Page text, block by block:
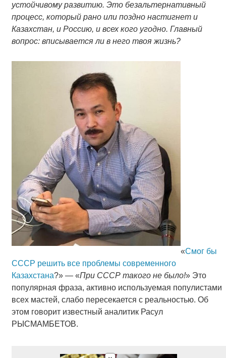
устойчивому развитию. Это безальтернативный
процесс, который рано или поздно настигнет и
Казахстан, и Россию, и всех кого угодно. Главный
вопрос: вписывается ли в него твоя жизнь?
«Смог бы
СССР решить все проблемы современного
Казахстана?» — «При СССР такого не было!» Это
популярная фраза, активно используемая популистами
всех мастей, слабо пересекается с реальностью. Об
этом говорит известный аналитик Расул
РЫСМАМБЕТОВ.